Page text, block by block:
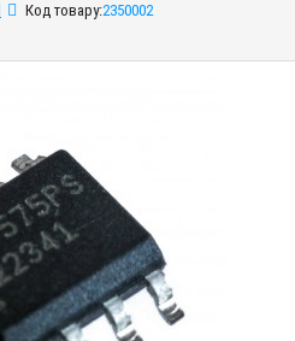
Код товару:2350002